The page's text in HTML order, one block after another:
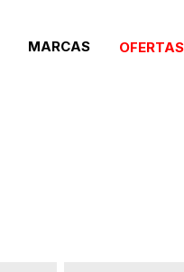
MARCAS OFERTAS